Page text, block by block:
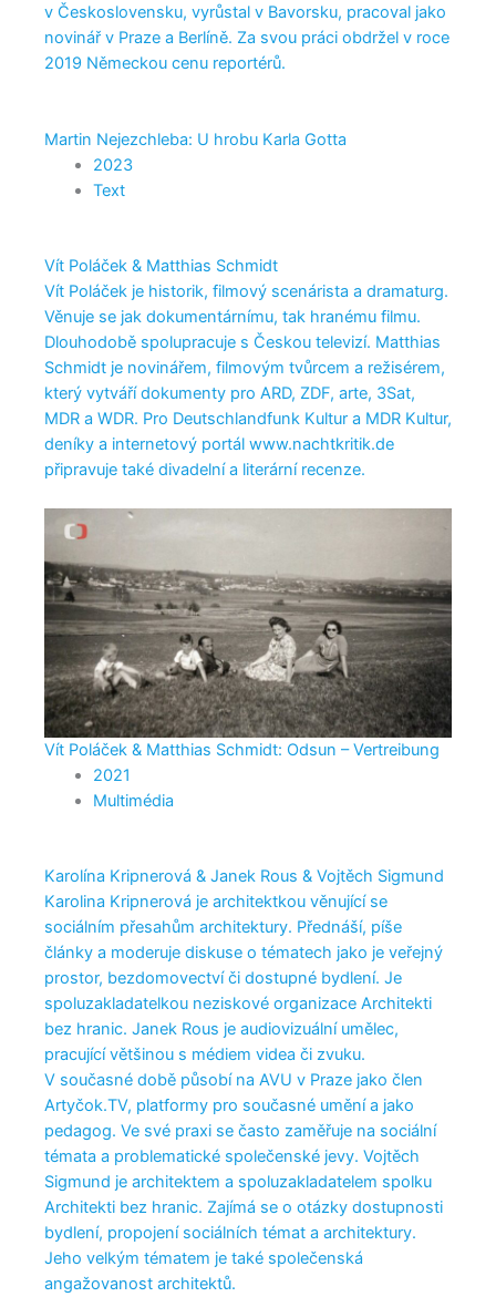
v Československu, vyrůstal v Bavorsku, pracoval jako
novinář v Praze a Berlíně. Za svou práci obdržel v roce
2019 Německou cenu reportérů.
Martin Nejezchleba: U hrobu Karla Gotta
2023
Text
Vít Poláček & Matthias Schmidt
Vít Poláček je historik, filmový scenárista a dramaturg.
Věnuje se jak dokumentárnímu, tak hranému filmu.
Dlouhodobě spolupracuje s Českou televizí. Matthias
Schmidt je novinářem, filmovým tvůrcem a režisérem,
který vytváří dokumenty pro ARD, ZDF, arte, 3Sat,
MDR a WDR. Pro Deutschlandfunk Kultur a MDR Kultur,
deníky a internetový portál www.nachtkritik.de
připravuje také divadelní a literární recenze.
Vít Poláček & Matthias Schmidt: Odsun – Vertreibung
2021
Multimédia
Karolína Kripnerová & Janek Rous & Vojtěch Sigmund
Karolina Kripnerová je architektkou věnující se
sociálním přesahům architektury. Přednáší, píše
články a moderuje diskuse o tématech jako je veřejný
prostor, bezdomovectví či dostupné bydlení. Je
spoluzakladatelkou neziskové organizace Architekti
bez hranic. Janek Rous je audiovizuální umělec,
pracující většinou s médiem videa či zvuku.
V současné době působí na AVU v Praze jako člen
Artyčok.TV, platformy pro současné umění a jako
pedagog. Ve své praxi se často zaměřuje na sociální
témata a problematické společenské jevy. Vojtěch
Sigmund je architektem a spoluzakladatelem spolku
Architekti bez hranic. Zajímá se o otázky dostupnosti
bydlení, propojení sociálních témat a architektury.
Jeho velkým tématem je také společenská
angažovanost architektů.